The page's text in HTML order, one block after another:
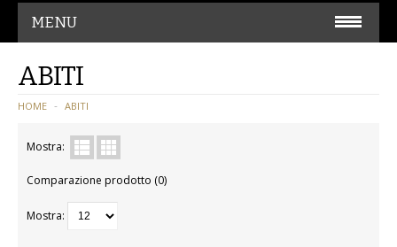
MENU
CARNEVALE/ COSPLAY
ACCESSORI
BAMBINA
BAMBINO
DONNA
ABITI
HOME ABITI
Mostra:
Comparazione prodotto (0)
Mostra: